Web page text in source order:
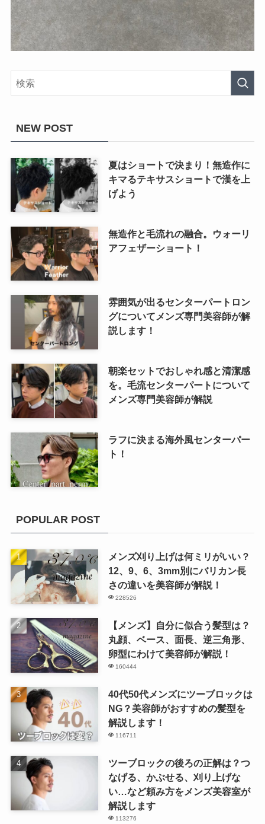
NEW POST
夏はショートで決まり！無造作に
キマるテキサスショートで漢を上
げよう
無造作と毛流れの融合。ウォーリ
アフェザーショート！
雰囲気が出るセンターパートロン
グについてメンズ専門美容師が解
説します！
朝楽セットでおしゃれ感と清潔感
を。毛流センターパートについて
メンズ専門美容師が解説
ラフに決まる海外風センターパー
ト！
POPULAR POST
メンズ刈り上げは何ミリがいい？
12、9、6、3mm別にバリカン長
さの違いを美容師が解説！
228526
【メンズ】自分に似合う髪型は？
丸顔、ベース、面長、逆三角形、
卵型にわけて美容師が解説！
160444
40代50代メンズにツーブロックは
NG？美容師がおすすめの髪型を
解説します！
116711
ツーブロックの後ろの正解は？つ
なげる、かぶせる、刈り上げな
い…など頼み方をメンズ美容室が
解説します
113276